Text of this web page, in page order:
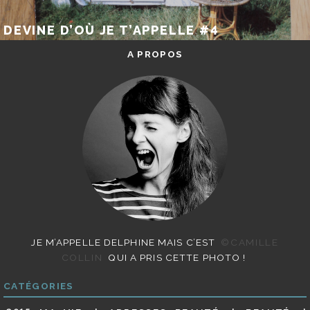
DEVINE D’OÙ JE T’APPELLE #4
A PROPOS
JE M’APPELLE DELPHINE MAIS C’EST
©CAMILLE
COLLIN
QUI A PRIS CETTE PHOTO !
CATÉGORIES